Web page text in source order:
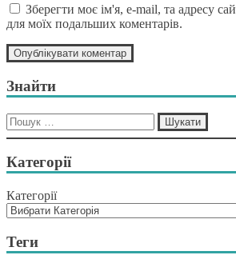
Зберегти моє ім'я, e-mail, та адресу
для моїх подальших коментарів.
Знайти
Пошук:
Категорії
Категорії
Теги